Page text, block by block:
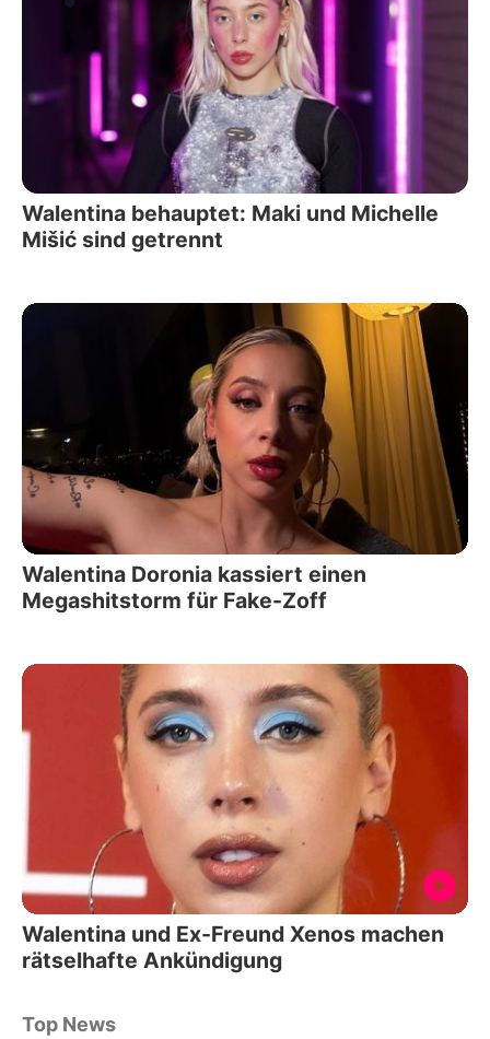
Walentina behauptet: Maki und Michelle
Mišić sind getrennt
Walentina Doronia kassiert einen
Megashitstorm für Fake-Zoff
Walentina und Ex-Freund Xenos machen
rätselhafte Ankündigung
Top News